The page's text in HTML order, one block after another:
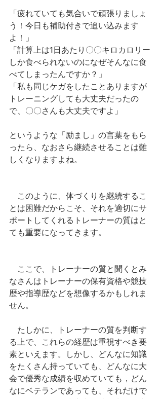
「疲れていても気合いで頑張りましょ
う！今日も補助付きで追い込みます
よ！」
「計算上は1日あたり〇〇キロカロリー
しか食べられないのになぜそんなに食
べてしまったんですか？」
「私も同じケガをしたことありますが
トレーニングしても大丈夫だったの
で、〇〇さんも大丈夫ですよ」
というような「励まし」の言葉をもら
ったら、なおさら継続させることは難
しくなりますよね。
このように、体づくりを継続するこ
とは困難だからこそ、それを適切にサ
ポートしてくれるトレーナーの質はと
ても重要になってきます。
ここで、トレーナーの質と聞くとみ
なさんはトレーナーの保有資格や競技
歴や指導歴などを想像するかもしれま
せん。
たしかに、トレーナーの質を判断す
る上で、これらの経歴は重視すべき要
素といえます。しかし、どんなに知識
をたくさん持っていても、どんなに大
会で優秀な成績を収めていても，どん
なにベテランであっても、それだけで